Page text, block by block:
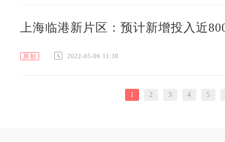
上海临港新片区：预计新增投入近
原创 2022-05-06 11:38
1 2 3 4 5